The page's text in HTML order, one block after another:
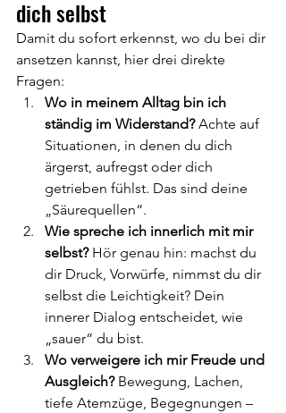
dich selbst
Damit du sofort erkennst, wo du bei dir
ansetzen kannst, hier drei direkte
Fragen:
Wo in meinem Alltag bin ich
ständig im Widerstand? Achte auf
Situationen, in denen du dich
ärgerst, aufregst oder dich
getrieben fühlst. Das sind deine
„Säurequellen“.
Wie spreche ich innerlich mit mir
selbst? Hör genau hin: machst du
dir Druck, Vorwürfe, nimmst du dir
selbst die Leichtigkeit? Dein
innerer Dialog entscheidet, wie
„sauer“ du bist.
Wo verweigere ich mir Freude und
Ausgleich? Bewegung, Lachen,
tiefe Atemzüge, Begegnungen –